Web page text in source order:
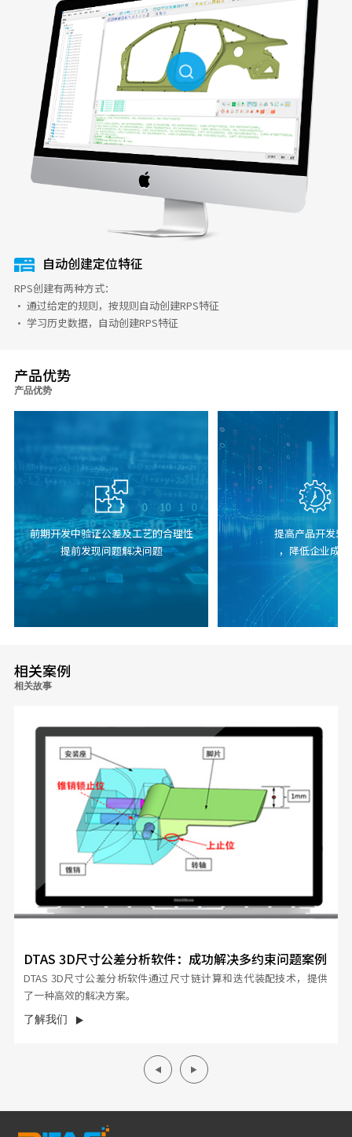
自动创建定位特征
RPS创建有两种方式：
· 通过给定的规则，按规则自动创建RPS特征
· 学习历史数据，自动创建RPS特征
产品优势
产品优势
前期开发中验证公差及工艺的合理性
提前发现问题解决问题
提高产品开发效
，降低企业成本
相关案例
相关故事
DTAS 3D尺寸公差分析软件：成功解决多约束问题案例
DTAS 3D尺寸公差分析软件通过尺寸链计算和迭代装配技术，提供
了一种高效的解决方案。
了解我们